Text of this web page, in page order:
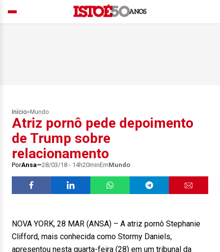
Início> Mundo
Atriz pornô pede depoimento
de Trump sobre
relacionamento
PorAnsa 28/03/18 - 14h20minEmMundo
NOVA YORK, 28 MAR (ANSA) – A atriz pornô Stephanie
Clifford, mais conhecida como Stormy Daniels,
apresentou nesta quarta-feira (28) em um tribunal da